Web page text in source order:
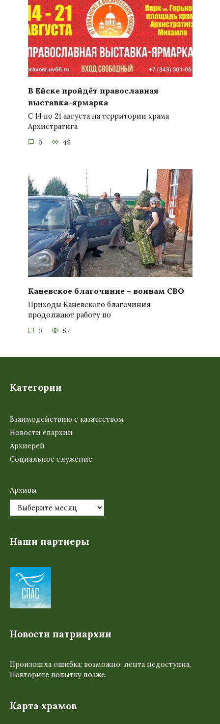
В Ейске пройдёт православная
выставка-ярмарка
С 14 по 21 августа на территории храма
Архистратига
0 49
Каневское благочиние – воинам СВО
Приходы Каневского благочиния
продолжают работу по
0 57
Категории
Взаимодействию с казачеством
Новости епархии
Архиерей
Социальное служение
Архивы
Наши партнеры
Новости патриархии
Произошла ошибка; возможно, лента недоступна.
Повторите попытку позже.
Карта храмов